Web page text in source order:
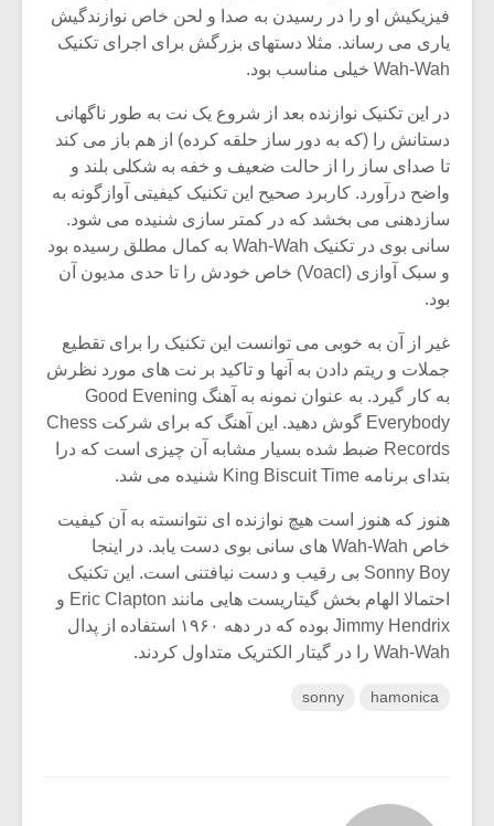
فیزیکیش او را در رسیدن به صدا و لحن خاص نوازندگیش
یاری می رساند. مثلا دستهای بزرگش برای اجرای تکنیک
Wah-Wah خیلی مناسب بود.
در این تکنیک نوازنده بعد از شروع یک نت به طور ناگهانی
دستانش را (که به دور ساز حلقه کرده) از هم باز می کند
تا صدای ساز را از حالت ضعیف و خفه به شکلی بلند و
واضح درآورد. کاربرد صحیح این تکنیک کیفیتی آوازگونه به
سازدهنی می بخشد که در کمتر سازی شنیده می شود.
سانی بوی در تکنیک Wah-Wah به کمال مطلق رسیده بود
و سبک آوازی (Voacl) خاص خودش را تا حدی مدیون آن
بود.
غیر از آن به خوبی می توانست این تکنیک را برای تقطیع
جملات و ریتم دادن به آنها و تاکید بر نت های مورد نظرش
به کار گیرد. به عنوان نمونه به آهنگ Good Evening
Everybody گوش دهید. این آهنگ که برای شرکت Chess
Records ضبط شده بسیار مشابه آن چیزی است که درا
بتدای برنامه King Biscuit Time شنیده می شد.
هنوز که هنوز است هیچ نوازنده ای نتوانسته به آن کیفیت
خاص Wah-Wah های سانی بوی دست یابد. در اینجا
Sonny Boy بی رقیب و دست نیافتنی است. این تکنیک
احتمالا الهام بخش گیتاریست هایی مانند Eric Clapton و
Jimmy Hendrix بوده که در دهه ۱۹۶۰ استفاده از پدال
Wah-Wah را در گیتار الکتریک متداول کردند.
hamonica
sonny